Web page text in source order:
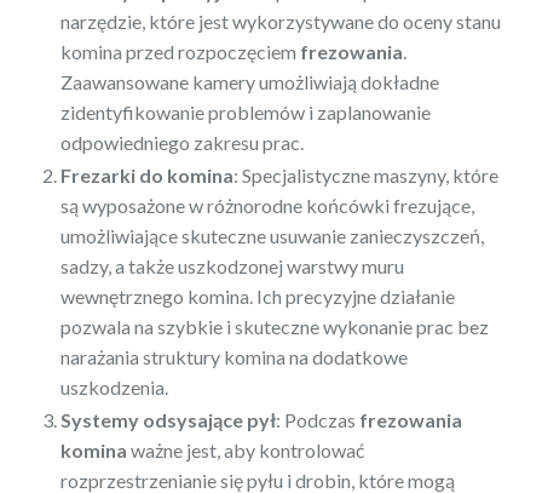
narzędzie, które jest wykorzystywane do oceny stanu
komina przed rozpoczęciem frezowania
Zaawansowane kamery umożliwiają dokładne
zidentyfikowanie problemów i zaplanowanie
odpowiedniego zakresu prac.
Frezarki do komina: Specjalistyczne maszyny, które
są wyposażone w różnorodne końcówki frezujące,
umożliwiające skuteczne usuwanie zanieczyszczeń,
sadzy, a także uszkodzonej warstwy muru
wewnętrznego komina. Ich precyzyjne działanie
pozwala na szybkie i skuteczne wykonanie prac bez
narażania struktury komina na dodatkowe
uszkodzenia.
Systemy odsysające pył: Podczas frezowania
komina ważne jest, aby kontrolować
rozprzestrzenianie się pyłu i drobin, które mogą